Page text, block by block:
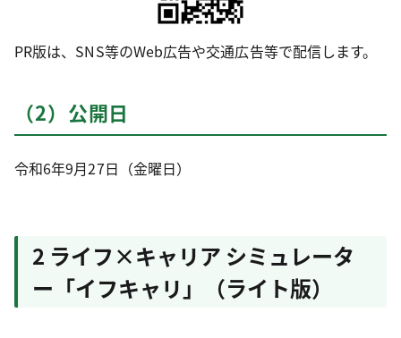
PR版は、SNS等のWeb広告や交通広告等で配信します。
（2）公開日
令和6年9月27日（金曜日）
2 ライフ×キャリア シミュレータ
ー「イフキャリ」（ライト版）